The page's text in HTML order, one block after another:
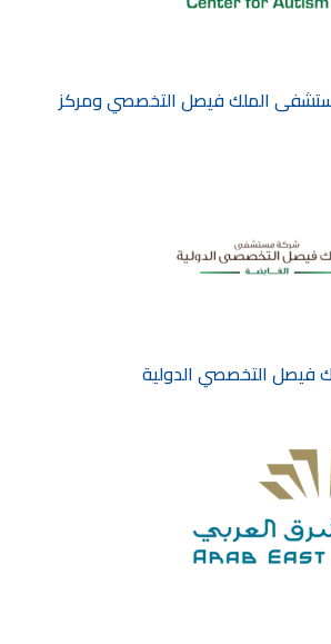
الملك فيصل التخصصي ومركز
التخصصي الدولية